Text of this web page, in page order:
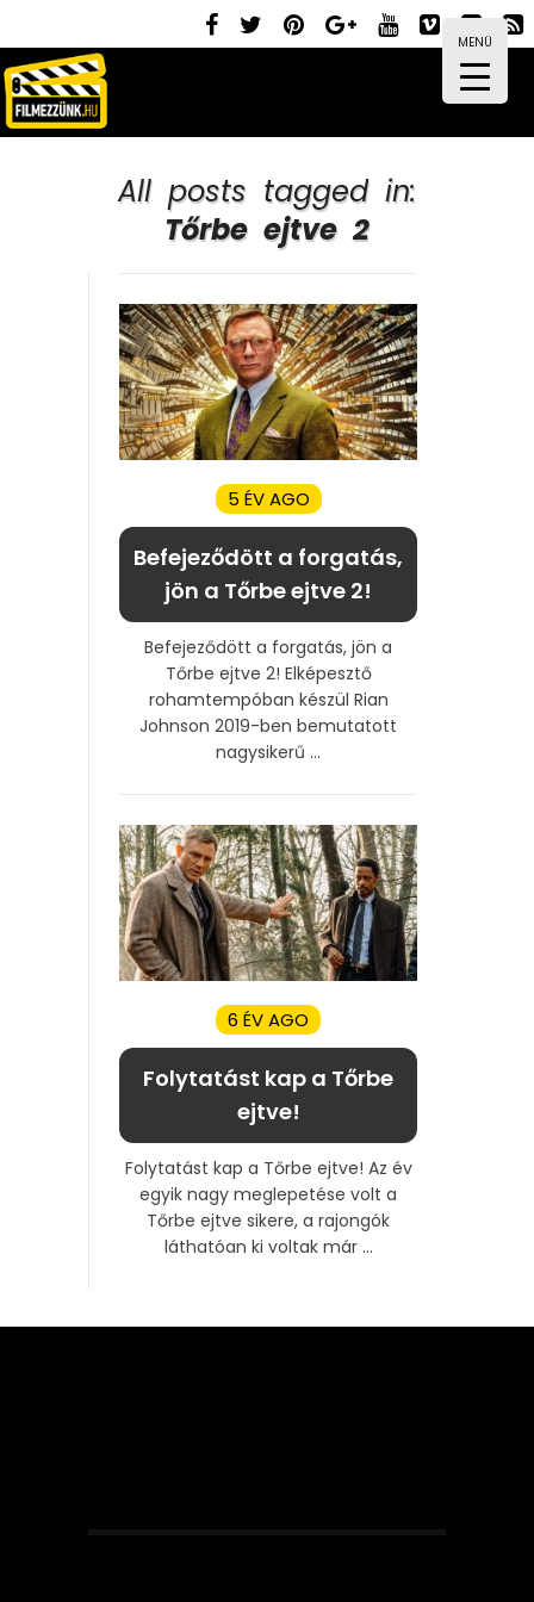
MENÜ
All posts tagged in:
Tőrbe ejtve 2
5 ÉV AGO
Befejeződött a forgatás,
jön a Tőrbe ejtve 2!
Befejeződött a forgatás, jön a
Tőrbe ejtve 2! Elképesztő
rohamtempóban készül Rian
Johnson 2019-ben bemutatott
nagysikerű ...
6 ÉV AGO
Folytatást kap a Tőrbe
ejtve!
Folytatást kap a Tőrbe ejtve! Az év
egyik nagy meglepetése volt a
Tőrbe ejtve sikere, a rajongók
láthatóan ki voltak már ...